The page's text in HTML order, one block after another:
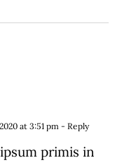
at 3:51 pm - Reply
primis in